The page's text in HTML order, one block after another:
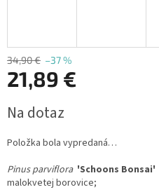
34,90 € –37 %
21,89 €
cena:
Na dotaz
Položka bola vypredaná…
Pinus parviflora 'Schoons Bonsai'
malokvetej borovice;